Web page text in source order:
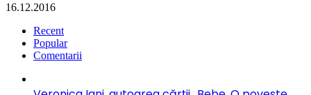
16.12.2016
Recent
Popular
Comentarii